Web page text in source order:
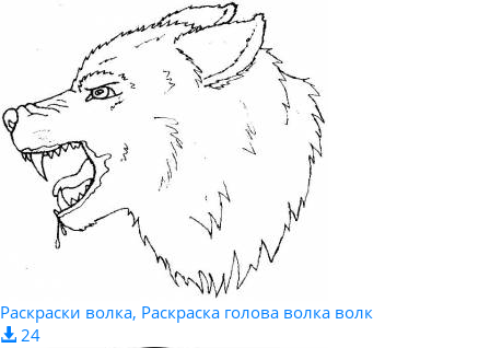
Раскраски волка, Раскраска голова волка волк
24